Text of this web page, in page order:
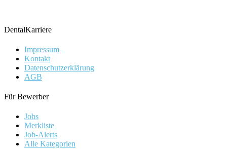
DentalKarriere
Impressum
Kontakt
Datenschutzerklärung
AGB
Für Bewerber
Jobs
Merkliste
Job-Alerts
Alle Kategorien